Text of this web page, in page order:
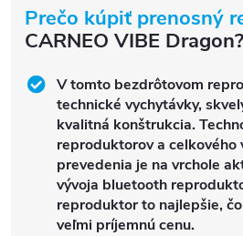
Prečo kúpiť prenosný
CARNEO VIBE Dragon?
V tomto bezdrôtovom
technické vychytávky,
kvalitná konštrukcia.
reproduktorov a celkového
prevedenia je na vrchole
vývoja bluetooth
reproduktor to najlepšie,
veľmi príjemnú cenu.